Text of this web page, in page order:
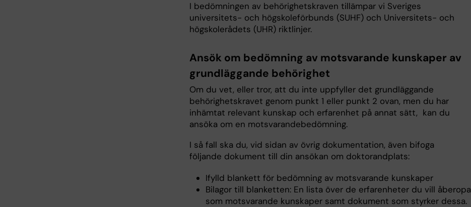
I bedömningen av behörighetskraven tillämpar vi Sveriges
universitets- och högskoleförbunds (SUHF) och Universitets- och
högskolerådets (UHR) riktlinjer.
Ansök om bedömning av motsvarande kunskaper av
grundläggande behörighet
Om du vet, eller tror, att du inte uppfyller det grundläggande
behörighetskravet genom punkt 1 eller punkt 2 ovan, men du har
inhämtat relevant kunskap och erfarenhet på annat sätt, kan du
ansöka om en motsvarandebedömning.
I så fall ska du, vid sidan av övrig dokumentation, även bifoga
följande dokument till din ansökan om doktorandplats:
Ifylld blankett för bedömning av motsvarande kunskaper
Bilagor till blanketten: En lista över de erfarenheter du vill åberopa
som motsvarande kunskaper samt dokument som styrker dessa.